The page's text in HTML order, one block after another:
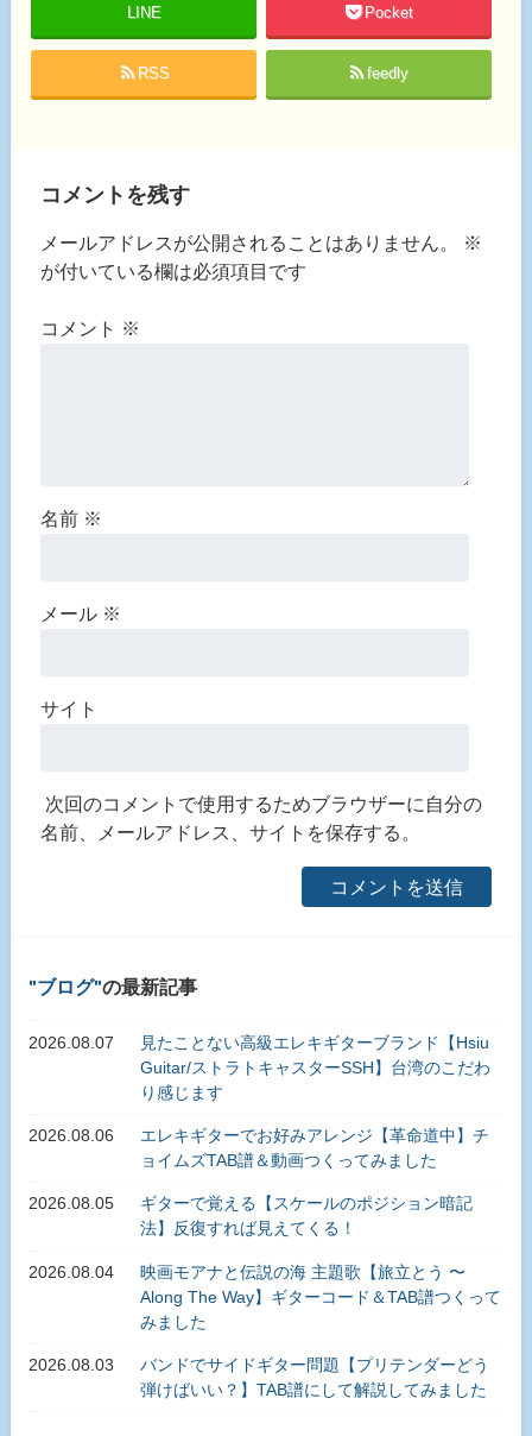
LINE Pocket
RSS feedly
コメントを残す
メールアドレスが公開されることはありません。
※
が付いている欄は必須項目です
コメント ※
名前 ※
メール ※
サイト
次回のコメントで使用するためブラウザーに自分の
名前、メールアドレス、サイトを保存する。
ブログ の最新記事
2026.08.07
見たことない高級エレキギターブランド【Hsiu
Guitar/ストラトキャスターSSH】台湾のこだわ
り感じます
2026.08.06
エレキギターでお好みアレンジ【革命道中】チ
ョイムズTAB譜＆動画つくってみました
2026.08.05
ギターで覚える【スケールのポジション暗記
法】反復すれば見えてくる！
2026.08.04
映画モアナと伝説の海 主題歌【旅立とう 〜
Along The Way】ギターコード＆TAB譜つくって
みました
2026.08.03
バンドでサイドギター問題【プリテンダーどう
弾けばいい？】TAB譜にして解説してみました